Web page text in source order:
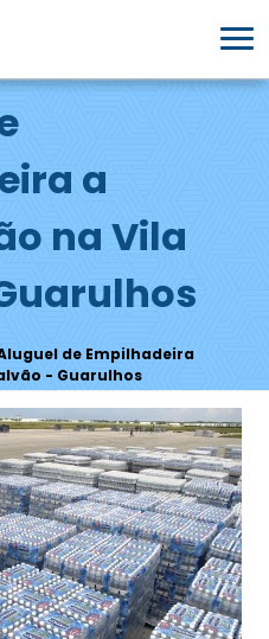
a
na Vila
de Empilhadeira
- Guarulhos